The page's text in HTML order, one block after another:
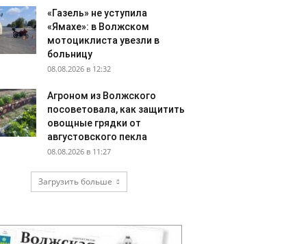
«Газель» не уступила
«Ямахе»: в Волжском
мотоциклиста увезли в
больницу
08.08.2026 в 12:32
Агроном из Волжского
посоветовала, как защитить
овощные грядки от
августовского пекла
08.08.2026 в 11:27
Загрузить больше